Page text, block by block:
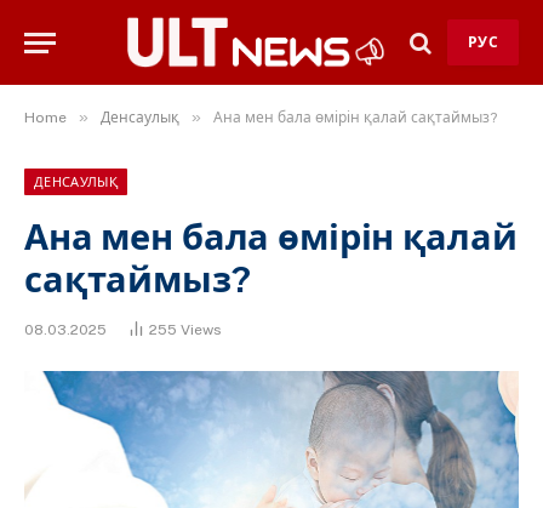
РУС
Home » Денсаулық » Ана мен бала өмірін қалай сақтаймыз?
ДЕНСАУЛЫҚ
Ана мен бала өмірін қалай
сақтаймыз?
08.03.2025 255 Views